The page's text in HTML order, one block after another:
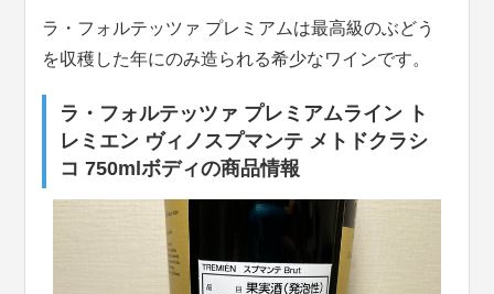
ラ・フォルテッツァ プレミアムは最高級のぶどう
を収穫した年にのみ造られる希少なワインです。
ラ・フォルテッツァ プレミアムライン ト
レミエン ヴィノスプマンテ メトドクラシ
コ 750mlボディの商品情報